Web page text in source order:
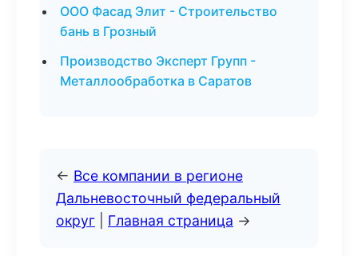
ООО Фасад Элит - Строительство
бань в Грозный
Производство Эксперт Групп -
Металлообработка в Саратов
← Все компании в регионе
Дальневосточный федеральный
округ
Главная страница →